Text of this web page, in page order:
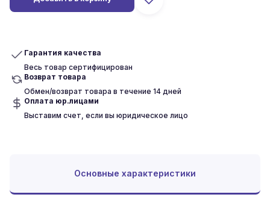
Гарантия качества
Весь товар сертифицирован
Возврат товара
Обмен/возврат товара в течение 14 дней
Оплата юр.лицами
Выставим счет, если вы юридическое лицо
Основные характеристики